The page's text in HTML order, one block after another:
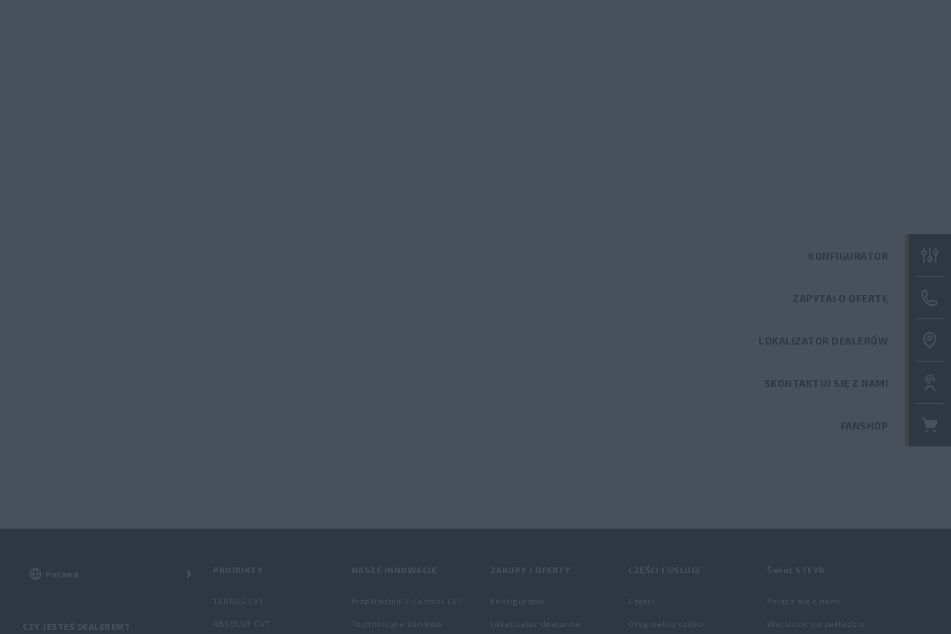
KONFIGURATOR
ZAPYTAJ O OFERTĘ
LOKALIZATOR DEALERÓW
SKONTAKTUJ SIĘ Z NAMI
FANSHOP
CZY JESTEŚ DEALEREM?
PRODUKTY
TERRUS CVT
ABSOLUT CVT
NASZE INNOWACJE
Przekładnia S-Control CVT
Technologia silników
ZAKUPY I OFERTY
Konfigurator
Lokalizator dealerów
CZĘŚCI I USŁUGI
Części
Oryginalne części
Świat STEYR
Połącz się z nami
Wycieczki po zakładzie